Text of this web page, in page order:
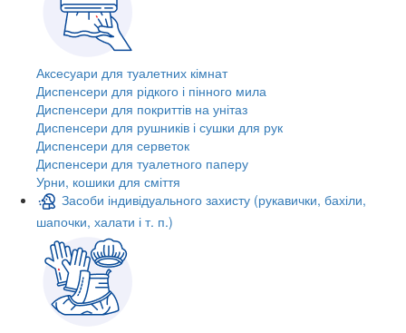
Аксесуари для туалетних кімнат
Диспенсери для рідкого і пінного мила
Диспенсери для покриттів на унітаз
Диспенсери для рушників і сушки для рук
Диспенсери для серветок
Диспенсери для туалетного паперу
Урни, кошики для сміття
Засоби індивідуального захисту (рукавички, бахіли,
шапочки, халати і т. п.)